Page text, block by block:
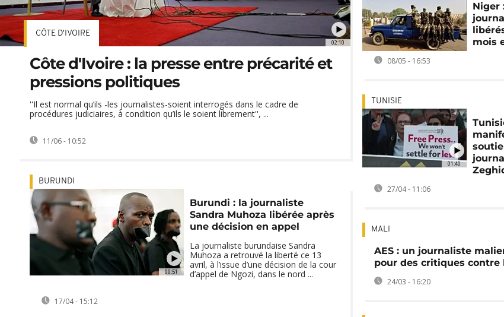
02:10
CÔTE D'IVOIRE
Côte d'Ivoire : la presse entre précarité et
pressions politiques
''Il est normal qu’ils -les journalistes-soient interrogés dans le cadre de
procédures judiciaires, à condition qu’ils le soient librement'', ...
11/06 - 10:52
00:51
BURUNDI
Burundi : la journaliste
Sandra Muhoza libérée après
une décision en appel
La journaliste burundaise Sandra
Muhoza a retrouvé la liberté ce 13
avril, à l’issue d’une décision de la cour
d’appel de Ngozi, dans le nord ...
17/04 - 15:12
Niger
mois
08/05 - 16:53
01:40
TUNISIE
27/04 - 11:06
MALI
AES : un journaliste
pour des critiques contre
24/03 - 16:20